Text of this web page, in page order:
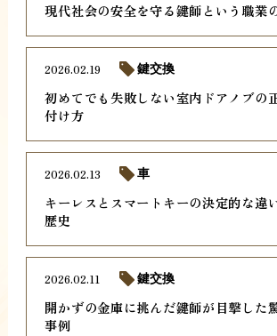
現代社会の安全を守る鍵師という職業
初めてでも失敗しない室内ドアノブの
付け方
2026.02.19 鍵交換
キーレスとスマートキーの決定的な違
歴史
2026.02.13 車
開かずの金庫に挑んだ鍵師が目撃した
事例
2026.02.11 鍵交換